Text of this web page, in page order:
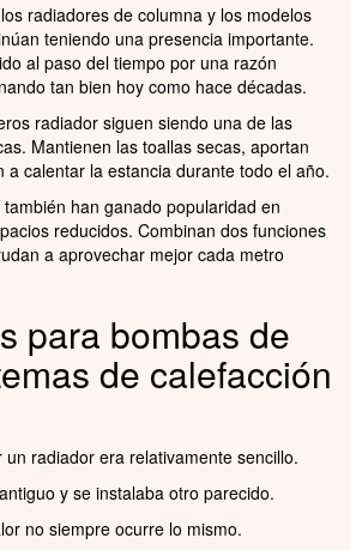
radiadores de columna y los modelos
teniendo una presencia importante.
al paso del tiempo por una razón
tan bien hoy como hace décadas.
radiador siguen siendo una de las
Mantienen las toallas secas, aportan
a calentar la estancia durante todo el año.
han ganado popularidad en
reducidos. Combinan dos funciones
a aprovechar mejor cada metro
para bombas de
de calefacción
radiador era relativamente sencillo.
y se instalaba otro parecido.
no siempre ocurre lo mismo.